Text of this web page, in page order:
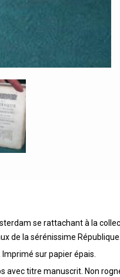
se rattachant à la
de la sérénissime République.
sur papier épais.
avec titre manuscrit. Non